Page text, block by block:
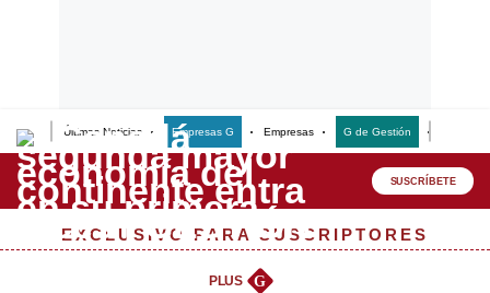
Últimas Noticias Empresas G Empresas G de Gestión
Lo último
Peru Quiosco SUSCRÍBETE
EXCLUSIVO PARA SUSCRIPTORES
PLUS G